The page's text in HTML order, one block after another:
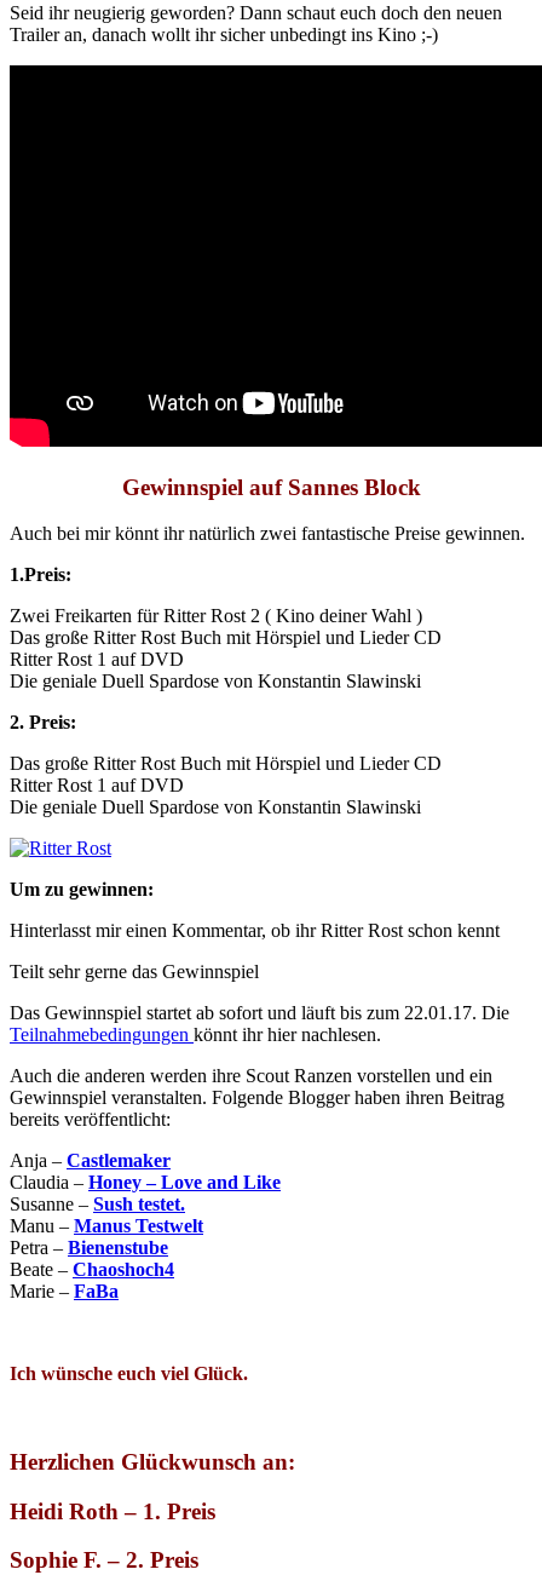
Seid ihr neugierig geworden? Dann schaut euch doch den neuen
Trailer an, danach wollt ihr sicher unbedingt ins Kino ;-)
Gewinnspiel auf Sannes Block
Auch bei mir könnt ihr natürlich zwei fantastische Preise gewinnen.
1.Preis:
Zwei Freikarten für Ritter Rost 2 ( Kino deiner Wahl )
Das große Ritter Rost Buch mit Hörspiel und Lieder CD
Ritter Rost 1 auf DVD
Die geniale Duell Spardose von Konstantin Slawinski
2. Preis:
Das große Ritter Rost Buch mit Hörspiel und Lieder CD
Ritter Rost 1 auf DVD
Die geniale Duell Spardose von Konstantin Slawinski
Um zu gewinnen:
Hinterlasst mir einen Kommentar, ob ihr Ritter Rost schon kennt
Teilt sehr gerne das Gewinnspiel
Das Gewinnspiel startet ab sofort und läuft bis zum 22.01.17. Die
Teilnahmebedingungen könnt ihr hier nachlesen.
Auch die anderen werden ihre Scout Ranzen vorstellen und ein
Gewinnspiel veranstalten. Folgende Blogger haben ihren Beitrag
bereits veröffentlicht:
Anja – Castlemaker
Claudia – Honey – Love and Like
Susanne – Sush testet.
Manu – Manus Testwelt
Petra – Bienenstube
Beate – Chaoshoch4
Marie – FaBa
Ich wünsche euch viel Glück.
Herzlichen Glückwunsch an:
Heidi Roth – 1. Preis
Sophie F. – 2. Preis